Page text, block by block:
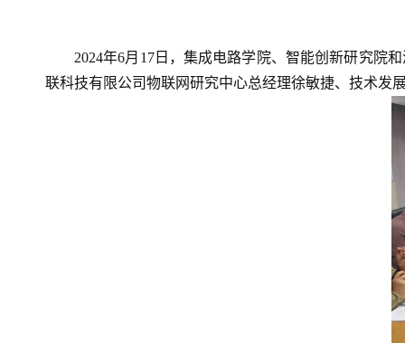
2024年6月17日，集成电路学院、智能创新研究院
联科技有限公司物联网研究中心总经理徐敏捷、技术发